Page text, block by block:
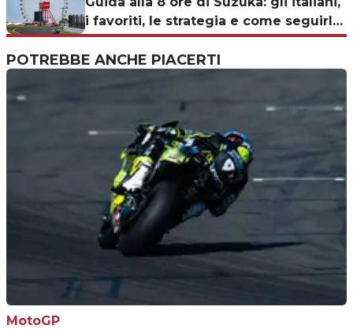
i favoriti, le strategia e come seguirla
in TV
POTREBBE ANCHE PIACERTI
MotoGP